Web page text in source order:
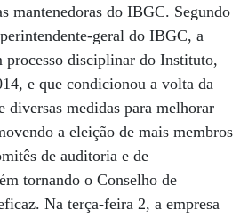
mantenedoras do IBGC. Segundo
geral do IBGC, a
processo disciplinar do Instituto,
e que condicionou a volta da
diversas medidas para melhorar
a eleição de mais membros
de auditoria e de
tornando o Conselho de
Na terça-feira 2, a empresa